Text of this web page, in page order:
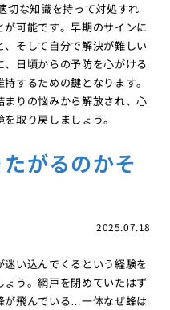
切な知識を持って対処すれ
可能です。早期のサインに
そして自分で解決が難しい
日頃からの予防を心がける
するための鍵となります。
りの悩みから解放され、心
取り戻しましょう。
がるのかそ
2025.07.18
い込んでくるという経験を
う。網戸を閉めていたはず
が飛んでいる…一体なぜ蜂は